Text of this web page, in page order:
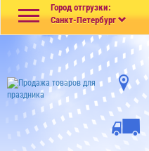
Город отгрузки:
Санкт-Петербург